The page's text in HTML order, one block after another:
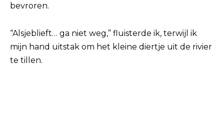
bevroren.
“Alsjeblieft… ga niet weg,” fluisterde ik, terwijl ik
mijn hand uitstak om het kleine diertje uit de rivier
te tillen.